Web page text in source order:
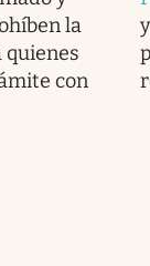
la
quienes
con